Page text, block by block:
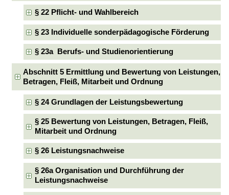
§ 22 Pflicht- und Wahlbereich
§ 23 Individuelle sonderpädagogische Förderung
§ 23a Berufs- und Studienorientierung
Abschnitt 5 Ermittlung und Bewertung von Leistungen,
Betragen, Fleiß, Mitarbeit und Ordnung
§ 24 Grundlagen der Leistungsbewertung
§ 25 Bewertung von Leistungen, Betragen, Fleiß,
Mitarbeit und Ordnung
§ 26 Leistungsnachweise
§ 26a Organisation und Durchführung der
Leistungsnachweise